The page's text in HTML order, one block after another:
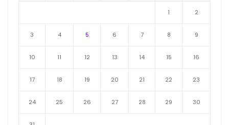
1 2
3 4 5 6 7 8 9
10 11 12 13 14 15 16
17 18 19 20 21 22 23
24 25 26 27 28 29 30